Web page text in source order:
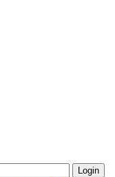
Login